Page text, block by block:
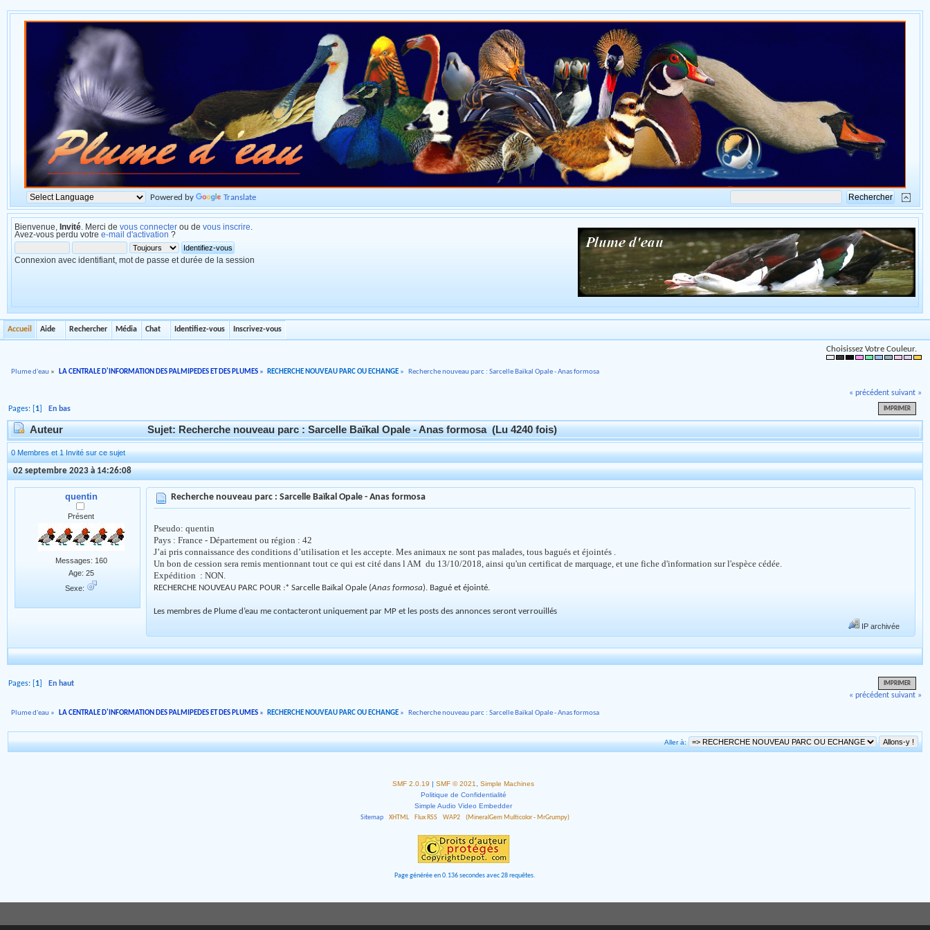
Powered by Translate
Bienvenue, Invité . Merci de vous connecter ou de vous inscrire
Avez-vous perdu votre e-mail d'activation ?
Connexion avec identifiant, mot de passe et durée de la session
Accueil Aide Rechercher Média Chat Identifiez-vous Inscrivez-vous
Choisissez Votre Couleur.
Plume d'eau » LA CENTRALE D'INFORMATION DES PALMIPEDES ET DES PLUMES » RECHERCHE NOUVEAU PARC OU ECHANGE » Recherche nouveau parc : Sarcelle Baïkal Opale - Anas formosa
« précédent suivant »
IMPRIMER
Pages: [ 1 En bas
Auteur Sujet: Recherche nouveau parc : Sarcelle Baïkal Opale - Anas formosa (Lu 4240 fois)
0 Membres et 1 Invité sur ce sujet
02 septembre 2023 à 14:26:08
quentin
Présent
Messages: 160
Age: 25
Sexe:
Recherche nouveau parc : Sarcelle Baïkal Opale - Anas formosa
Pseudo: quentin
Pays : France - Département ou région : 42
J’ai pris connaissance des conditions d’utilisation et les accepte. Mes animaux ne sont pas malades, tous bagués et éjointés .
Un bon de cession sera remis mentionnant tout ce qui est cité dans l AM du 13/10/2018, ainsi qu'un certificat de marquage, et une fiche d'information sur l'espèce cédée.
Expédition : NON.
RECHERCHE NOUVEAU PARC POUR :* Sarcelle Baïkal Opale (Anas formosa). Bagué et éjointé.
Les membres de Plume d’eau me contacteront uniquement par MP et les posts des annonces seront verrouillés
IP archivée
IMPRIMER
Pages: [ 1
En haut
« précédent suivant »
Plume d'eau » LA CENTRALE D'INFORMATION DES PALMIPEDES ET DES PLUMES » RECHERCHE NOUVEAU PARC OU ECHANGE » Recherche nouveau parc : Sarcelle Baïkal Opale - Anas formosa
Aller à:
SMF 2.0.19 | SMF © 2021
Simple Machines
Politique de Confidentialité
Simple Audio Video Embedder
Sitemap
XHTML Flux RSS WAP2 (MineralGem Multicolor - MrGrumpy)
Page générée en 0.136 secondes avec 28 requêtes.